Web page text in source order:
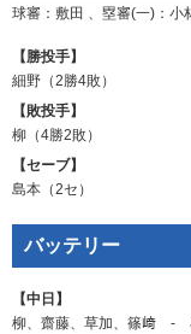
球審：敷田 、塁審(一)：小
【勝投手】
細野 （2勝4敗）
【敗投手】
柳 （4勝2敗）
【セーブ】
島本 （2セ）
バッテリー
【中日】
柳、 齋藤、 草加、 篠﨑 ‐